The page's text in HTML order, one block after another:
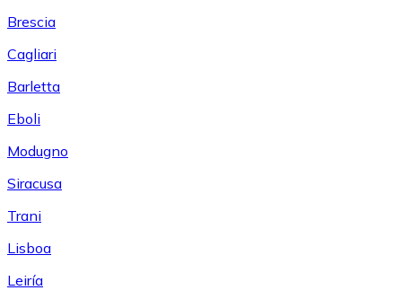
Brescia
Cagliari
Barletta
Eboli
Modugno
Siracusa
Trani
Lisboa
Leiría